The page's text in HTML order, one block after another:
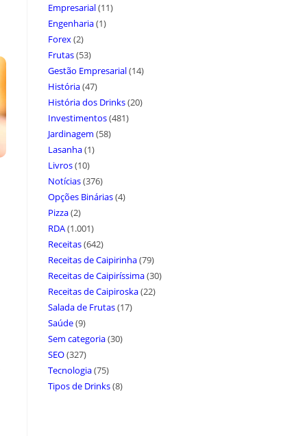
Empresarial(11)
Engenharia(1)
Forex(2)
Frutas(53)
Gestão Empresarial(14)
História(47)
História dos Drinks(20)
Investimentos(481)
Jardinagem (58)
Lasanha(1)
Livros(10)
Notícias(376)
Opções Binárias(4)
Pizza(2)
RDA(1.001)
Receitas(642)
Receitas de Caipirinha(79)
Receitas de Caipiríssima(30)
Receitas de Caipiroska(22)
Salada de Frutas(17)
Saúde(9)
Sem categoria(30)
SEO(327)
Tecnologia(75)
Tipos de Drinks(8)